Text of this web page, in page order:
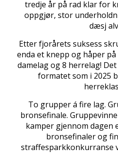
tredje år på rad klar for
oppgjør, stor
dæsj
Etter fjorårets suksess
enda et knepp og håper
damelag og 8 herrelag!
formatet som i 2025
To grupper á fire lag.
bronsefinale.
kamper gjennom dagen
bronsefinaler og
straffesparkkonkurranse